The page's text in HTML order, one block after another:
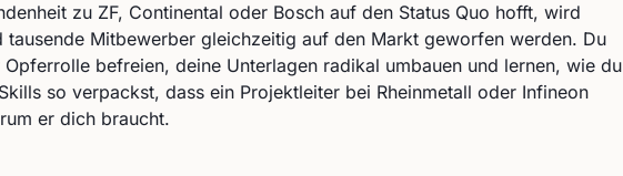
zu ZF, Continental oder Bosch auf den Status Quo hofft, wird
tausende Mitbewerber gleichzeitig auf den Markt geworfen werden. Du
befreien, deine Unterlagen radikal umbauen und lernen, wie du
so verpackst, dass ein Projektleiter bei Rheinmetall oder Infineon
er dich braucht.